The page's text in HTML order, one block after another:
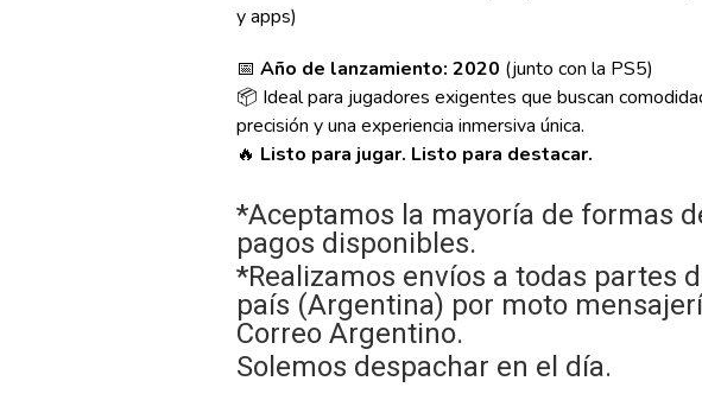
y apps)
📅 Año de lanzamiento: 2020 (junto con la PS5)
📦 Ideal para jugadores exigentes que buscan
precisión y una experiencia inmersiva única.
🔥 Listo para jugar. Listo para destacar.
*Aceptamos la mayoría de formas
pagos disponibles.
*Realizamos envíos a todas partes
país (Argentina) por moto
Correo Argentino.
Solemos despachar en el día.